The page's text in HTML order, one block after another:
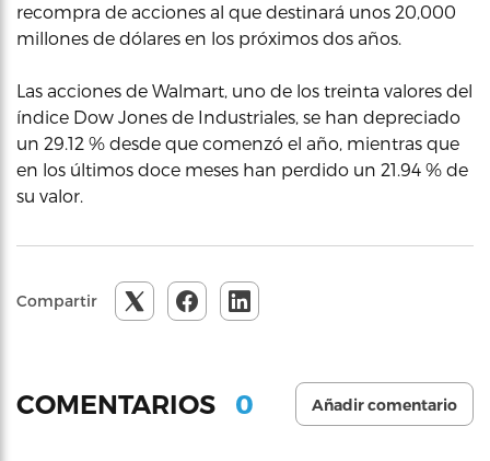
recompra de acciones al que destinará unos 20,000
millones de dólares en los próximos dos años.
Las acciones de Walmart, uno de los treinta valores del
índice Dow Jones de Industriales, se han depreciado
un 29.12 % desde que comenzó el año, mientras que
en los últimos doce meses han perdido un 21.94 % de
su valor.
Compartir
COMENTARIOS 0 Añadir comentario